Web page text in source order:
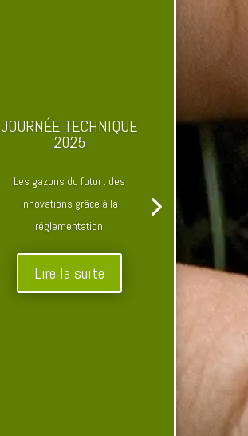
JOURNÉE TECHNIQUE
2025
Les gazons du futur : des
innovations grâce à la
réglementation
Lire la suite